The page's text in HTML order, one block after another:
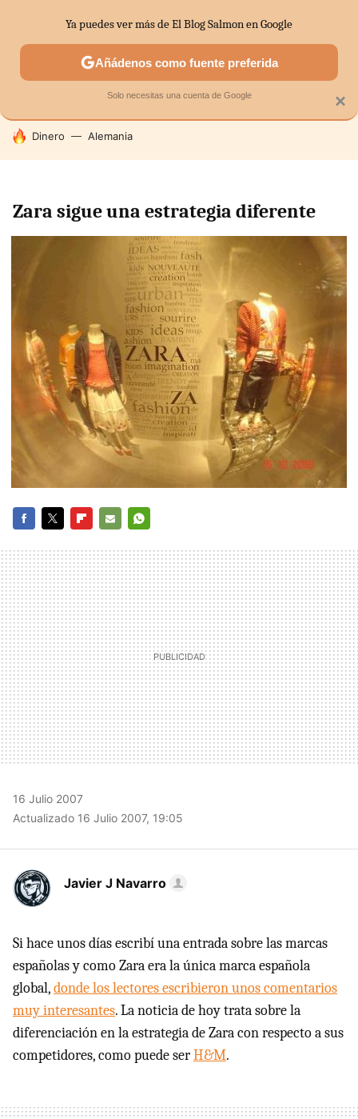
SECTORES ECONOMÍA DOMÉSTICA MERCADOS
HOY SE HABLA DE
Dinero Alemania
Zara sigue una estrategia diferente
MAIL
16 Julio 2007
Actualizado 16 Julio 2007, 19:05
Javier J Navarro
Si hace unos días escribí una entrada sobre las marcas
españolas y como Zara era la única marca española
global,donde los lectores escribieron unos comentarios
muy interesantes. La noticia de hoy trata sobre la
diferenciación en la estrategia de Zara con respecto a sus
competidores, como puede serH&M.
×
Ya puedes ver más de El Blog Salmon en Google
Añádenos como fuente preferida
Solo necesitas una cuenta de Google